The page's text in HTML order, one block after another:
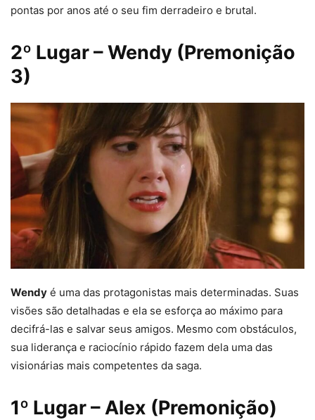
pontas por anos até o seu fim derradeiro e brutal.
2º Lugar – Wendy (Premonição
3)
Wendy é uma das protagonistas mais determinadas. Suas
visões são detalhadas e ela se esforça ao máximo para
decifrá-las e salvar seus amigos. Mesmo com obstáculos,
sua liderança e raciocínio rápido fazem dela uma das
visionárias mais competentes da saga.
1º Lugar – Alex (Premonição)